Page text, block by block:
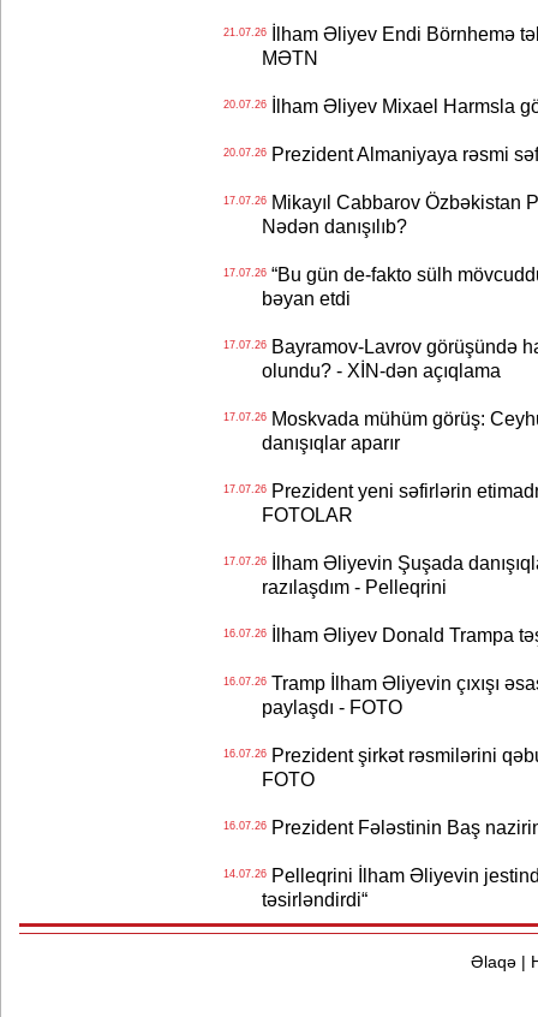
21.07.26İlham Əliyev Endi Börnhemə
MƏTN
20.07.26İlham Əliyev Mixael Harmsla
20.07.26Prezident Almaniyaya rəsmi
17.07.26Mikayıl Cabbarov Özbəkistan
Nədən danışılıb?
17.07.26“Bu gün de-fakto sülh
bəyan etdi
17.07.26Bayramov-Lavrov görüşündə
olundu? - XİN-dən açıqlama
17.07.26Moskvada mühüm görüş:
danışıqlar aparır
17.07.26Prezident yeni səfirlərin
FOTOLAR
17.07.26İlham Əliyevin Şuşada
razılaşdım - Pelleqrini
16.07.26İlham Əliyev Donald Trampa
16.07.26Tramp İlham Əliyevin çıxışı
paylaşdı - FOTO
16.07.26Prezident şirkət rəsmilərini
FOTO
16.07.26Prezident Fələstinin Baş
14.07.26Pelleqrini İlham Əliyevin
təsirləndirdi“
Əlaqə|